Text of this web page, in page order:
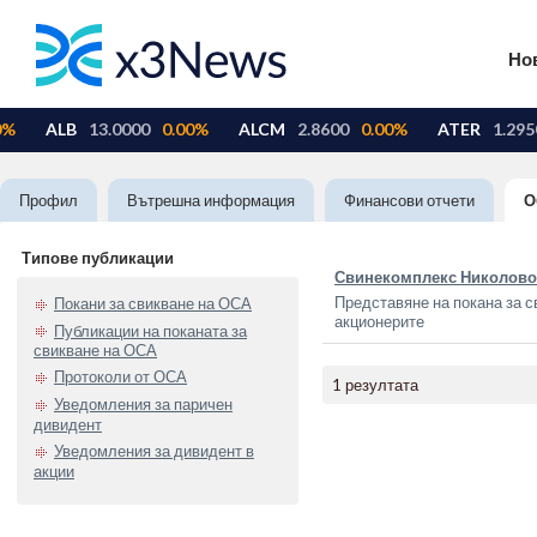
Профил Вътрешна информация Финансови отчети
Типове публикации
Покани за свикване на ОСА
Публикации на поканата за
свикване на ОСА
Протоколи от ОСА
Уведомления за паричен
дивидент
Уведомления за дивидент в
акции
Свинекомплекс
Представяне на покана за
акционерите
1 резултата